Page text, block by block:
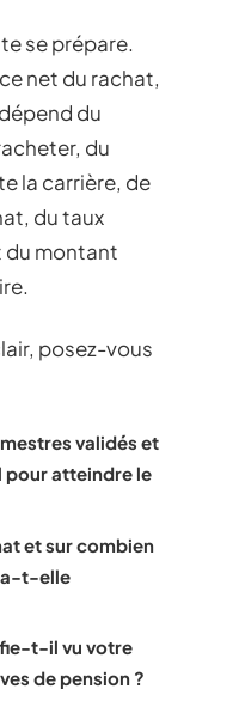
se prépare.
net du rachat,
du
du
la carrière, de
du taux
du montant
posez-vous
validés et
atteindre le
et sur combien
t-elle
t-il vu votre
de pension ?